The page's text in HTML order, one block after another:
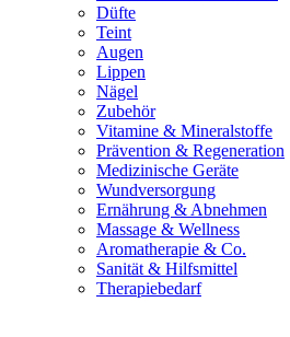
Düfte
Teint
Augen
Lippen
Nägel
Zubehör
Vitamine & Mineralstoffe
Prävention & Regeneration
Medizinische Geräte
Wundversorgung
Ernährung & Abnehmen
Massage & Wellness
Aromatherapie & Co.
Sanität & Hilfsmittel
Therapiebedarf